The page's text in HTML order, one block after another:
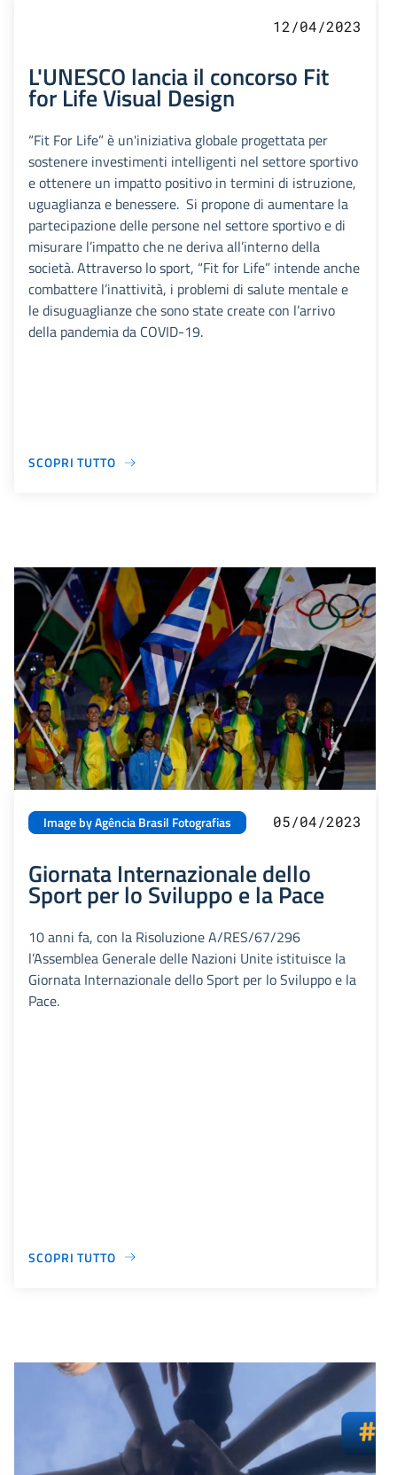
12/04/2023
L'UNESCO lancia il concorso Fit
for Life Visual Design
“Fit For Life” è un'iniziativa globale progettata per
sostenere investimenti intelligenti nel settore sportivo
e ottenere un impatto positivo in termini di istruzione,
uguaglianza e benessere. Si propone di aumentare la
partecipazione delle persone nel settore sportivo e di
misurare l’impatto che ne deriva all’interno della
società. Attraverso lo sport, “Fit for Life” intende anche
combattere l’inattività, i problemi di salute mentale e
le disuguaglianze che sono state create con l’arrivo
della pandemia da COVID-19.
SCOPRI TUTTO
Image by Agência Brasil Fotografias 05/04/2023
Giornata Internazionale dello
Sport per lo Sviluppo e la Pace
10 anni fa, con la Risoluzione A/RES/67/296
l’Assemblea Generale delle Nazioni Unite istituisce la
Giornata Internazionale dello Sport per lo Sviluppo e la
Pace.
SCOPRI TUTTO